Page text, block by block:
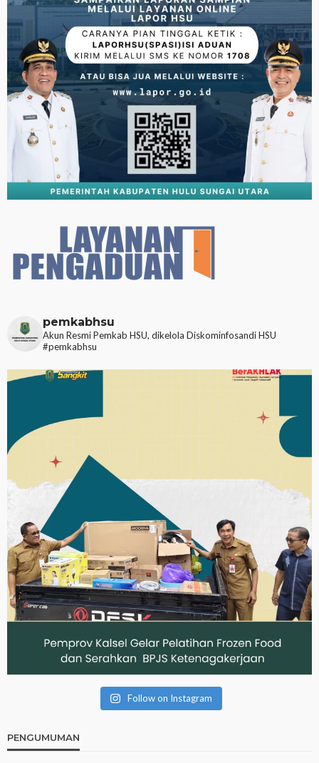
pemkabhsu
Akun Resmi Pemkab HSU, dikelola Diskominfosandi HSU
#pemkabhsu
Follow on Instagram
PENGUMUMAN